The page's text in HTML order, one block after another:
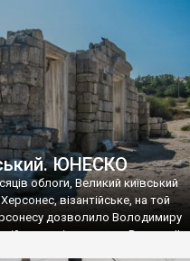
викрадені з фондів об’єкту
«Херсонеса Таврійського».
Візантії», але експерти та
лише […]
ЮНЕСКО
облоги, Великий київський
візантійське, на той
дозволило Володимиру
імператору Василю ІІ,